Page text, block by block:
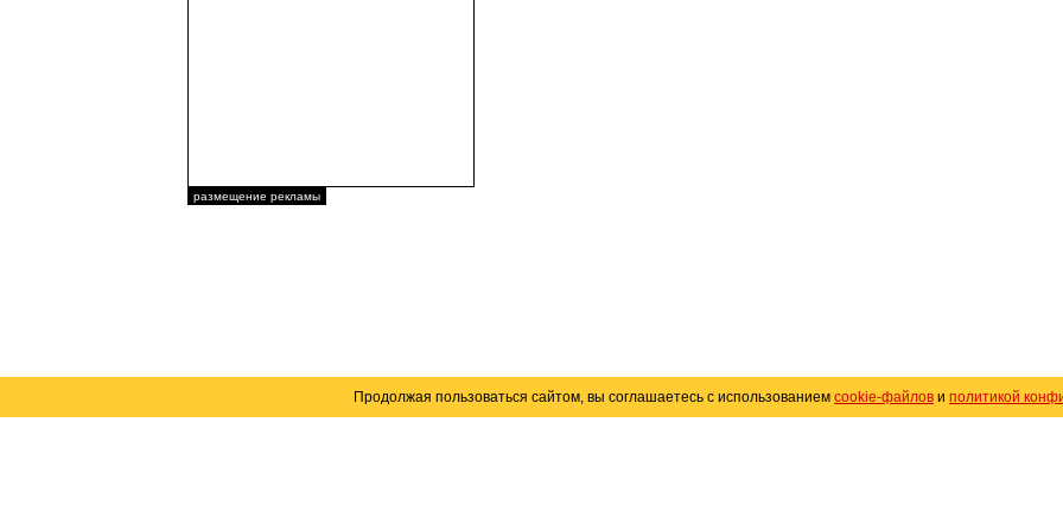
размещение рекламы
Продолжая пользоваться сайтом, вы соглашаетесь с использованием cookie-файлов и политикой